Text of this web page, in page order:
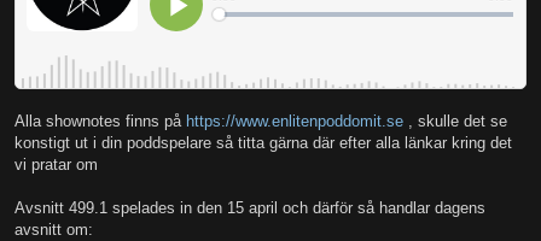
Alla shownotes finns på https://www.enlitenpoddomit.se , skulle det se
konstigt ut i din poddspelare så titta gärna där efter alla länkar kring det
vi pratar om
Avsnitt 499.1 spelades in den 15 april och därför så handlar dagens
avsnitt om: